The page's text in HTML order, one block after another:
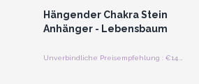
Hängender Chakra Stein
Anhänger - Lebensbaum